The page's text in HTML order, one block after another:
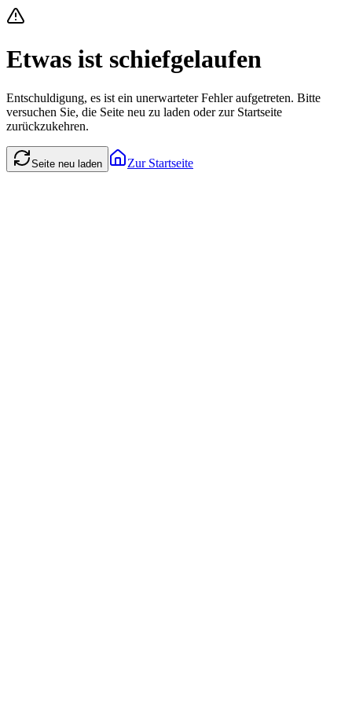
Etwas ist schiefgelaufen
Entschuldigung, es ist ein unerwarteter Fehler aufgetreten. Bitte
versuchen Sie, die Seite neu zu laden oder zur Startseite
zurückzukehren.
Seite neu laden Zur Startseite